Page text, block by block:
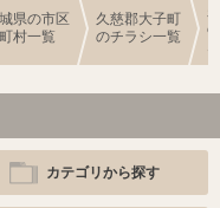
県の市区
町村一覧
久慈郡大子町
のチラシ一覧
カテゴリから探す